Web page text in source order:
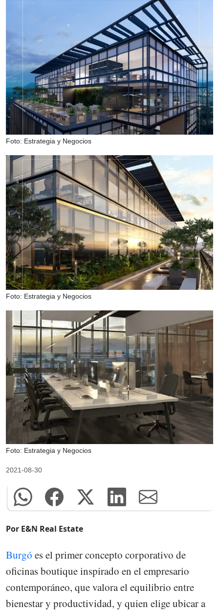
Foto: Estrategia y Negocios
Foto: Estrategia y Negocios
Foto: Estrategia y Negocios
2021-08-30
Por E&N Real Estate
Burgó es el primer concepto corporativo de
oficinas boutique inspirado en el empresario
contemporáneo, que valora el equilibrio entre
bienestar y productividad, y quien elige ubicar a